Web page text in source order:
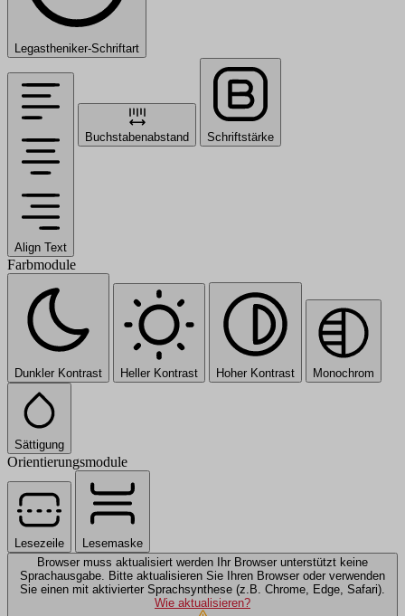
Legastheniker-Schriftart
Align Text
Buchstabenabstand Schriftstärke
Farbmodule
Dunkler Kontrast Heller Kontrast Hoher Kontrast Monochrom
Sättigung
Orientierungsmodule
Lesezeile
Lesemaske
Browser muss aktualisiert werden
Ihr Browser unterstützt keine
Sprachausgabe. Bitte aktualisieren Sie Ihren Browser oder verwenden
Sie einen mit aktivierter Sprachsynthese (z.B. Chrome, Edge, Safari).
Wie aktualisieren?